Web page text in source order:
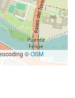
©OSM